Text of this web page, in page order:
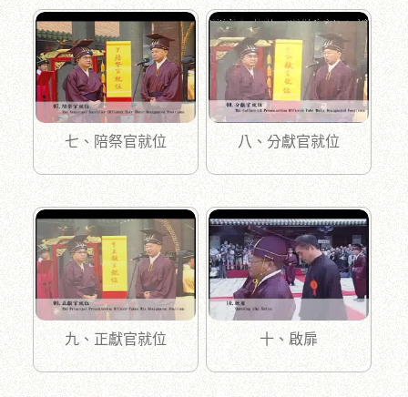
七、陪祭官就位 八、分獻官就位
九、正獻官就位 十、啟扉